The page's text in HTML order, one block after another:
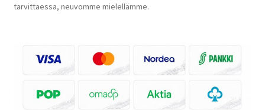
tarvittaessa, neuvomme mielellämme.